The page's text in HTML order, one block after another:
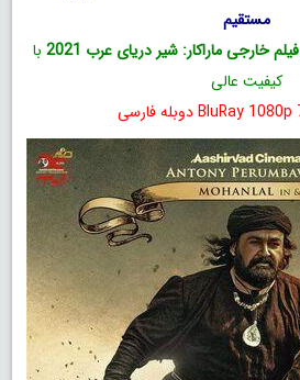
مستقیم
فیلم خارجی ماراکار: شیر دریای عرب 2021
با
کیفیت عالی